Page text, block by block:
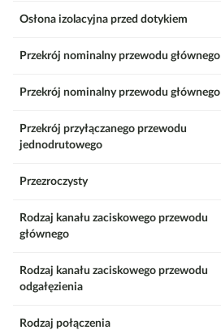
Osłona izolacyjna przed dotykiem
Przekrój nominalny przewodu głównego
Przekrój nominalny przewodu głównego
Przekrój przyłączanego przewodu
jednodrutowego
Przezroczysty
Rodzaj kanału zaciskowego przewodu
głównego
Rodzaj kanału zaciskowego przewodu
odgałęzienia
Rodzaj połączenia